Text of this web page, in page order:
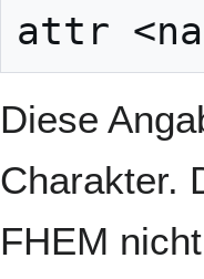
Diese
Charakter.
FHEM